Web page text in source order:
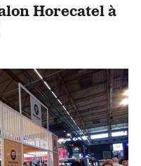
Horecatel à